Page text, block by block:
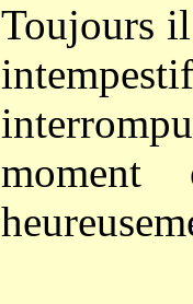
Toujours